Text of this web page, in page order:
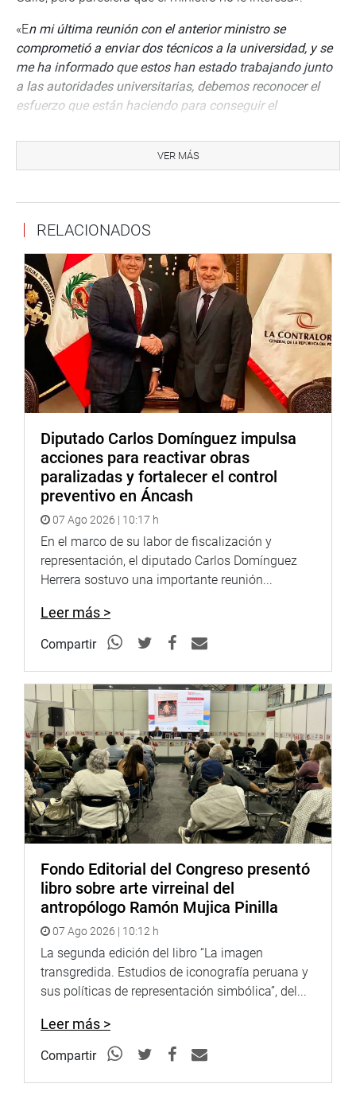
«En mi última reunión con el anterior ministro se
comprometió a enviar dos técnicos a la universidad, y se
me ha informado que estos han estado trabajando junto
a las autoridades universitarias, debemos reconocer el
esfuerzo que están haciendo para conseguir el
han incrementado en 0,5, pero estamos seguros que
vamos a superarlas y finalmente lograremos el
técnicos de otras universidades nacionales de la región
norte que han logrado su licenciamiento y se
comprometen a colaborar con técnicos y profesionales en
esta tarea.
Mary Acuña planteó conformar mesas de trabajo para
lograr el cumplimiento de las observaciones de calidad
que tuvo la UNPRG en la evaluación para su
licenciamiento, y para ello existe un plan de emergencia a
cargo de las autoridades que debe ser evaluado y se
tracen las medidas y plazos que deben cumplirse.
DESPACHO CONGRESAL
VER MÁS
RELACIONADOS
Diputado Carlos Domínguez impulsa
acciones para reactivar obras
paralizadas y fortalecer el control
preventivo en Áncash
07 Ago 2026 | 10:17 h
En el marco de su labor de fiscalización y
representación, el diputado Carlos Domínguez
Herrera sostuvo una importante reunión...
Leer más >
Compartir
Fondo Editorial del Congreso presentó
libro sobre arte virreinal del
antropólogo Ramón Mujica Pinilla
07 Ago 2026 | 10:12 h
La segunda edición del libro “La imagen
transgredida. Estudios de iconografía peruana y
sus políticas de representación simbólica”, del...
Leer más >
Compartir